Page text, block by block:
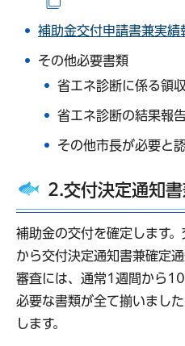
補助金交付申請書兼実
その他必要書類
省エネ診断に係る領
省エネ診断の結果報
その他市長が必要と
2.交付決定通知
補助金の交付を確定します
から交付決定通知書兼確定
審査には、通常1週間から
必要な書類が全て揃いまし
します。